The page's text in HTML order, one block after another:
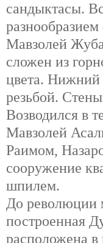
сандыктасы.
Мавзолей
сложен из
цвета. Нижний
резьбой.
Возводился в
Мавзолей
Раимом,
сооружение
шпилем.
До революции
построенная
расположена в